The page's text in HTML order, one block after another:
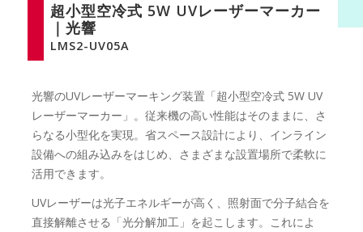
超小型空冷式 5W UVレーザーマーカー
｜光響
LMS2-UV05A
光響のUVレーザーマーキング装置「超小型空冷式 5W UV
レーザーマーカー」。従来機の高い性能はそのままに、さ
らなる小型化を実現。省スペース設計により、インライン
設備への組み込みをはじめ、さまざまな設置場所で柔軟に
活用できます。
UVレーザーは光子エネルギーが高く、照射面で分子結合を
直接解離させる「光分解加工」を起こします。これによ